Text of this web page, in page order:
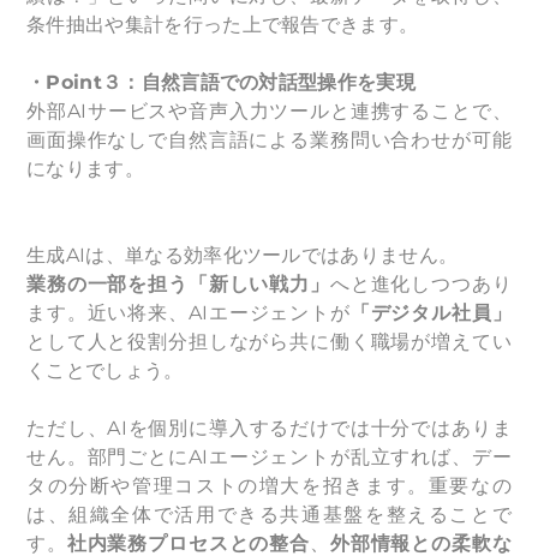
条件抽出や集計を行った上で報告できます。
・ Point３：自然言語での対話型操作を実現
外部AIサービスや音声入力ツールと連携することで、
画面操作なしで自然言語による業務問い合わせが可能
になります。
生成AIは、単なる効率化ツールではありません。
業務の一部を担う「新しい戦力」 へと進化しつつあり
ます。近い将来、AIエージェントが 「デジタル社員」
として人と役割分担しながら共に働く職場が増えてい
くことでしょう。
ただし、AIを個別に導入するだけでは十分ではありま
せん。部門ごとにAIエージェントが乱立すれば、デー
タの分断や管理コストの増大を招きます。重要なの
は、組織全体で活用できる共通基盤を整えることで
す。 社内業務プロセスとの整合、 外部情報との柔軟な